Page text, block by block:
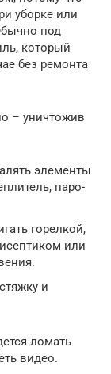
уборке или
под
который
без ремонта
– уничтожив
элементы
паро-
горелкой,
или
и
ломать
видео.